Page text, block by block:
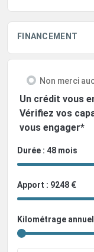
FINANCEMENT
Non merci
Un crédit vous
Vérifiez vos
vous engager*
Durée : 48 mois
Apport : 9248 €
Kilométrage annuel